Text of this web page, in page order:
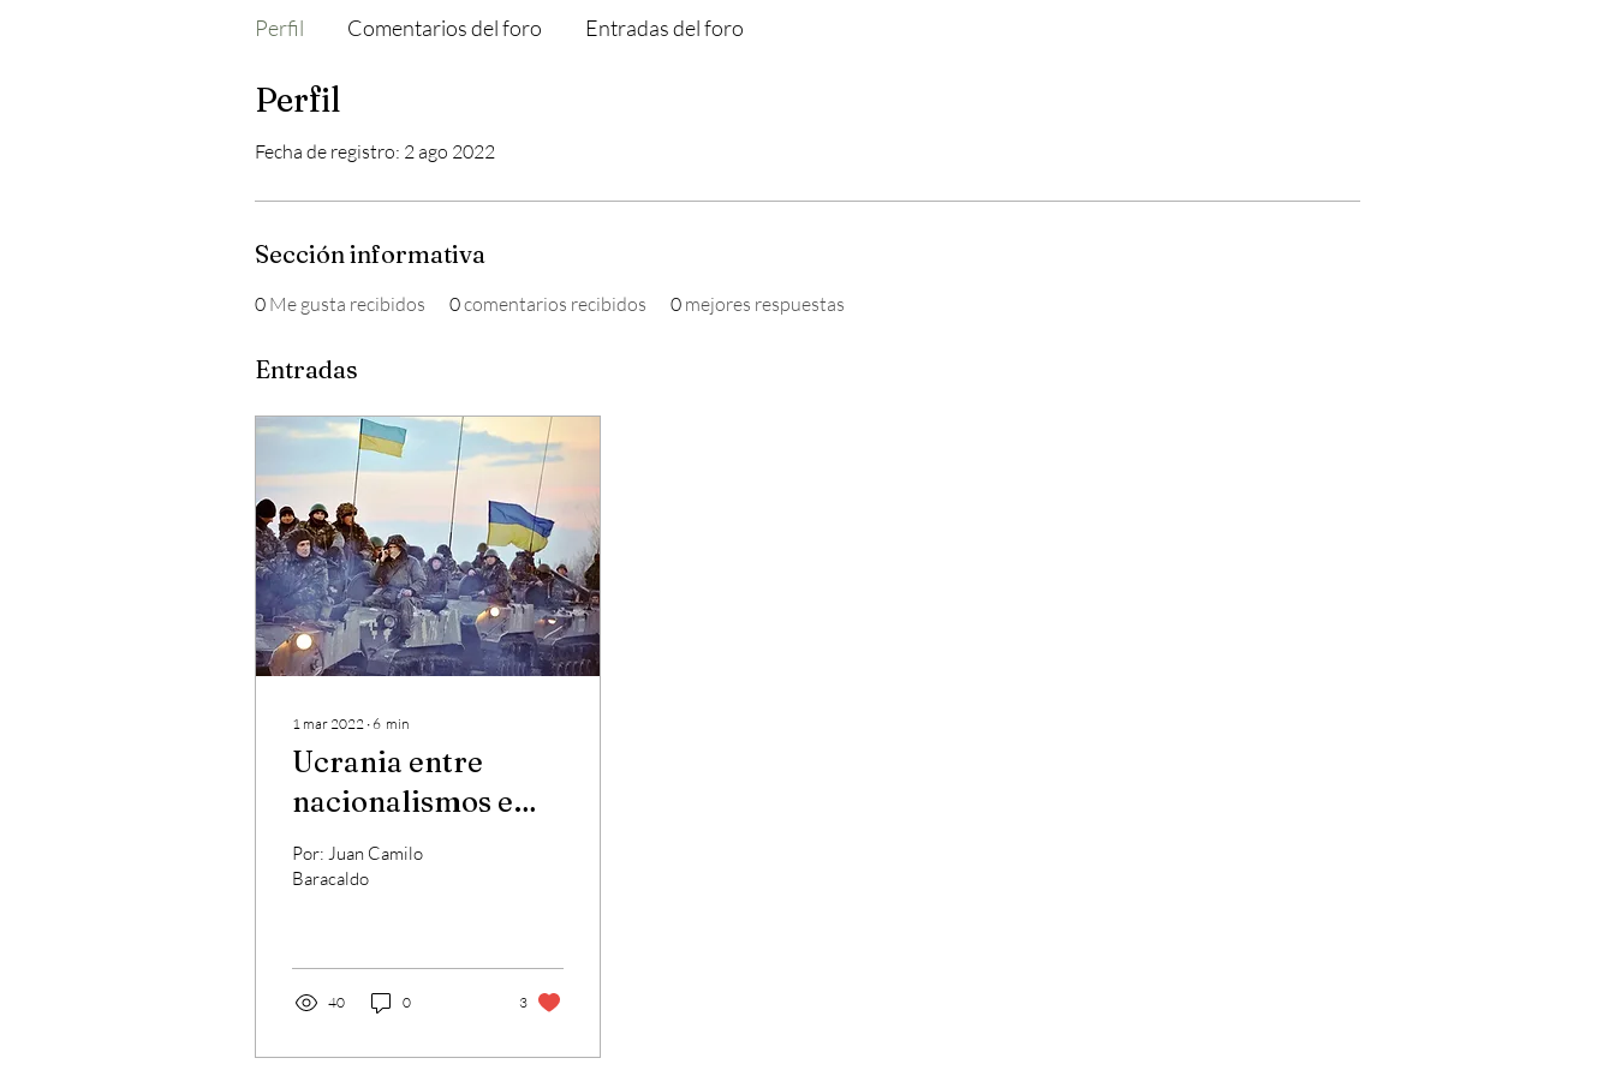
Perfil
Fecha de registro: 2 ago 2022
Sección informativa
0 Me gusta recibidos 0comentarios recibidos 0 mejores respuestas
Entradas
1 mar 2022 ∙6 min
Ucrania entre
nacionalismos e
imperialismo
Por: Juan Camilo
Baracaldo
40 0 3
Perfil Comentarios del foro Entradas del foro